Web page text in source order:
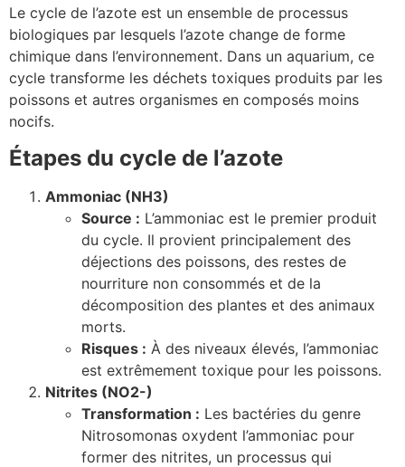
Le cycle de l’azote est un ensemble de processus
biologiques par lesquels l’azote change de forme
chimique dans l’environnement. Dans un aquarium, ce
cycle transforme les déchets toxiques produits par les
poissons et autres organismes en composés moins
nocifs.
Étapes du cycle de l’azote
Ammoniac (NH3)
Source : L’ammoniac est le premier produit
du cycle. Il provient principalement des
déjections des poissons, des restes de
nourriture non consommés et de la
décomposition des plantes et des animaux
morts.
Risques : À des niveaux élevés, l’ammoniac
est extrêmement toxique pour les poissons.
Nitrites (NO2-)
Transformation : Les bactéries du genre
Nitrosomonas oxydent l’ammoniac pour
former des nitrites, un processus qui